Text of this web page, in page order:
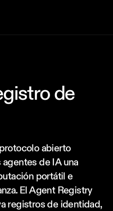
de
abierto
de IA una
portátil e
El Agent Registry
registros de identidad,